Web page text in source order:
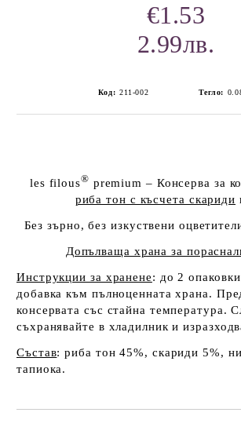
€1.53
2.99лв.
Код: 211-002 Тегло:
les filous® premium – Консерва за
риба тон с късчета скариди
Без зърно, без изкуствени
Допълваща храна за
Инструкции за хранене: до 2
добавка към пълноценната храна.
консервата със стайна температура.
съхранявайте в хладилник и
Състав: риба тон 45%, скариди 5%,
тапиока.